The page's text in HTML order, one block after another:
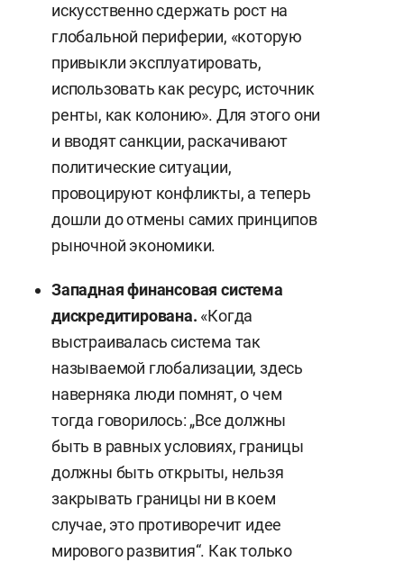
искусственно сдержать рост на
глобальной периферии, «которую
привыкли эксплуатировать,
использовать как ресурс, источник
ренты, как колонию». Для этого они
и вводят санкции, раскачивают
политические ситуации,
провоцируют конфликты, а теперь
дошли до отмены самих принципов
рыночной экономики.
Западная финансовая система
дискредитирована. «Когда
выстраивалась система так
называемой глобализации, здесь
наверняка люди помнят, о чем
тогда говорилось: „Все должны
быть в равных условиях, границы
должны быть открыты, нельзя
закрывать границы ни в коем
случае, это противоречит идее
мирового развития“. Как только